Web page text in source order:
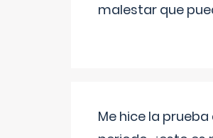
malestar que
Me hice la